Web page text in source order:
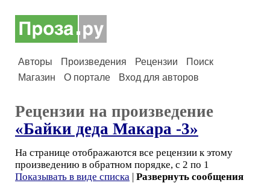
Авторы Произведения Рецензии
Поиск
Магазин
О портале Вход для авторов
Рецензии на произведение
«Байки деда Макара -3»
На странице отображаются все рецензии к этому
произведению в обратном порядке, с 2 по 1
Показывать в виде списка | Развернуть сообщения